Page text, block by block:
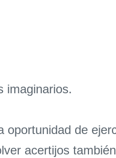
imaginarios.
de
acertijos